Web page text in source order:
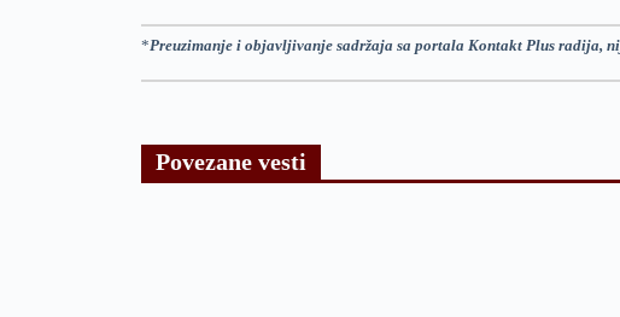
*Preuzimanje i objavljivanje sadržaja sa portala Kontakt Plus radija,
Povezane vesti